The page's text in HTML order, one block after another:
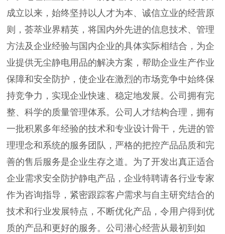
成立以来，始终坚持以人才为本、诚信立业的经营原
则，荟萃业界精英，将国内外先进的信息技术、管理
方法及企业经验与国内企业的具体实际相结合，为企
业提供无尘静电用品的解决方案，帮助企业生产作业
保障和安全防护，使企业在激烈的市场竞争中始终保
持竞争力，实现企业快速、稳定地发展。公司拥有完
整、科学的质量管理体系。公司人才结构合理，拥有
一批积累多年经验的技术和专业设计骨干，先进的管
理理念和系统的服务团队，严格的把控产品品质和完
善的售后服务是企业生存之道。为了开发出真正适合
企业需求安全防护静电产品，企业特聘请各行业专家
作为咨询指导，紧密跟踪客户需求与自主研究结合的
技术和行业发展特点，不断优化产品，令用户得到优
质的产品和更好的服务。公司潜心经营从最初到如